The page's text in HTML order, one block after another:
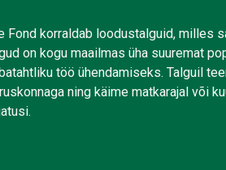
Fond korraldab loodustalguid, milles
on kogu maailmas üha suuremat
töö ühendamiseks. Talguil
ning käime matkarajal või